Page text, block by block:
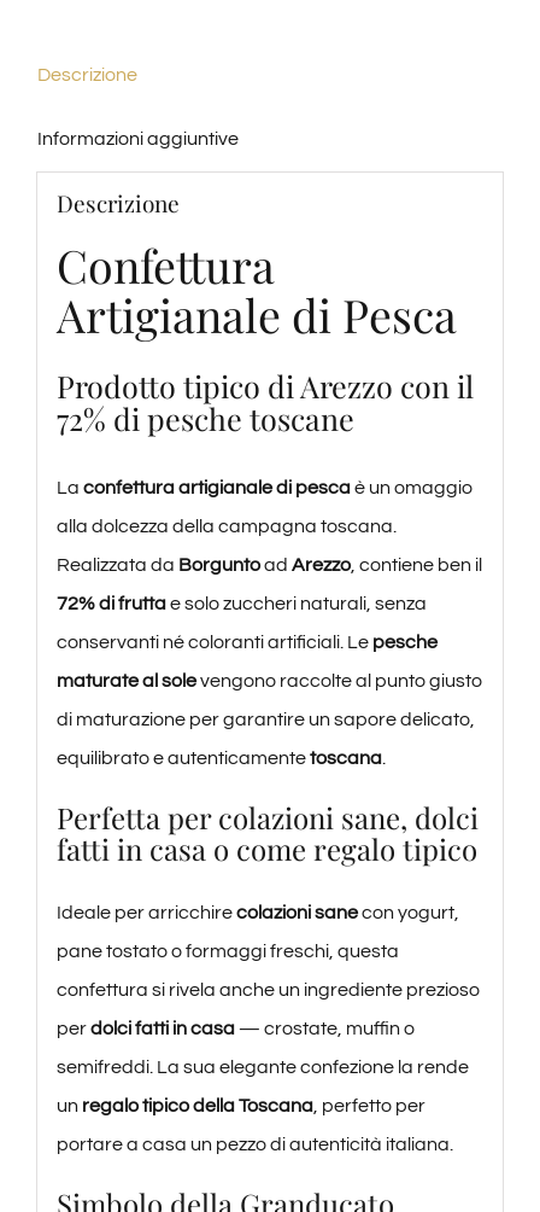
Descrizione
Informazioni aggiuntive
Descrizione
Confettura
Artigianale di Pesca
Prodotto tipico di Arezzo con il
72% di pesche toscane
La confettura artigianale di pescaè un omaggio
alla dolcezza della campagna toscana.
Realizzata da Borguntoad Arezzo, contiene ben il
72% di fruttae solo zuccheri naturali, senza
conservanti né coloranti artificiali. Le pesche
maturate al solevengono raccolte al punto giusto
di maturazione per garantire un sapore delicato,
equilibrato e autenticamentetoscana.
Perfetta per colazioni sane, dolci
fatti in casa o come regalo tipico
Ideale per arricchirecolazioni sanecon yogurt,
pane tostato o formaggi freschi, questa
confettura si rivela anche un ingrediente prezioso
perdolci fatti in casa— crostate, muffin o
semifreddi. La sua elegante confezione la rende
un regalo tipico della Toscana, perfetto per
portare a casa un pezzo di autenticità italiana.
Simbolo della Granducato